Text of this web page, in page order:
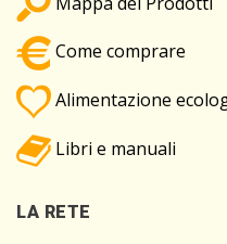
Come comprare
Alimentazione
Libri e manuali
LA RETE